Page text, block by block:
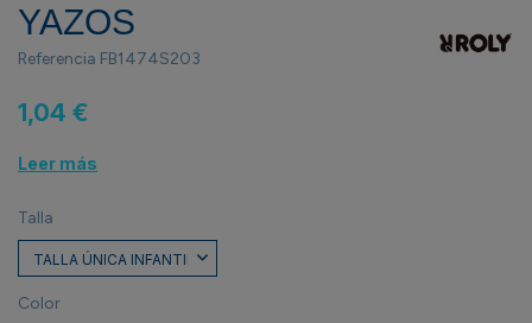
YAZOS
Referencia FB1474S203
1,04 €
Leer más
Talla
Color